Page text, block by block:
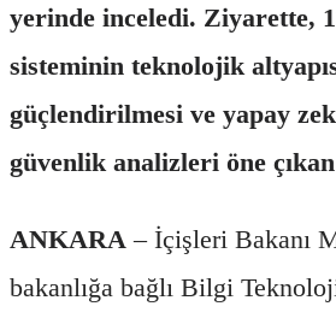
yerinde inceledi. Ziyarette,
sisteminin teknolojik
güçlendirilmesi ve yapay
güvenlik analizleri öne
ANKARA – İçişleri Bakanı
bakanlığa bağlı Bilgi